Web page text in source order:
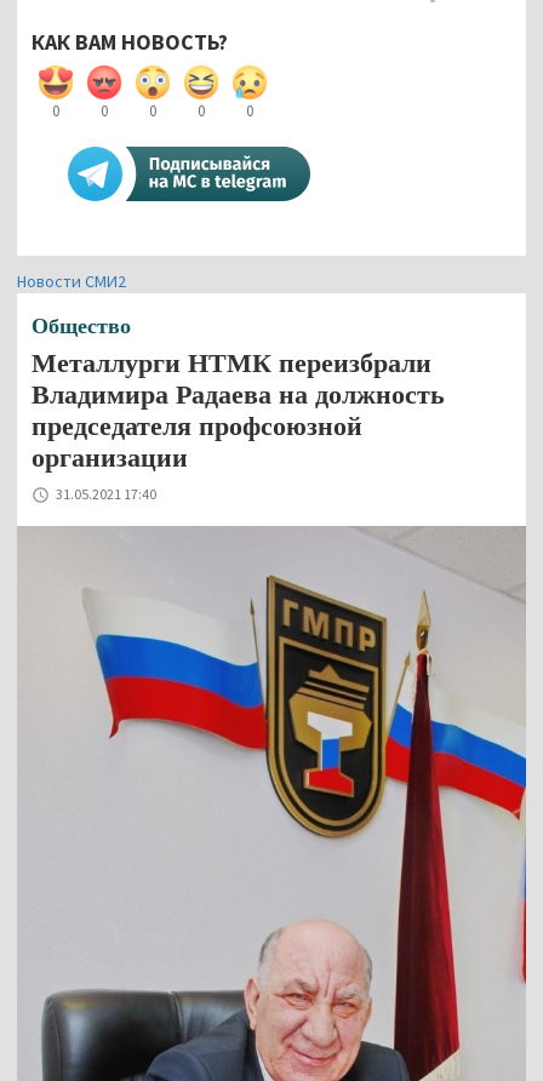
КАК ВАМ НОВОСТЬ?
0 0 0 0 0
Новости СМИ2
Общество
Металлурги НТМК переизбрали
Владимира Радаева на должность
председателя профсоюзной
организации
31.05.2021 17:40